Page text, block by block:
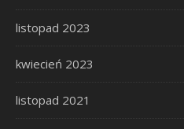
listopad 2023
kwiecień 2023
listopad 2021